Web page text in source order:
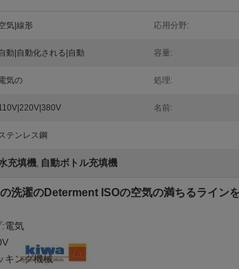
気|線形 応用分野:
動|自動化される|自動 容量:
気の 処理:
名前:
テンレス鋼
充填機, 自動ボトル充填機
洗濯のDeterment ISOの空気の満ちるライン
:電気
キング機械